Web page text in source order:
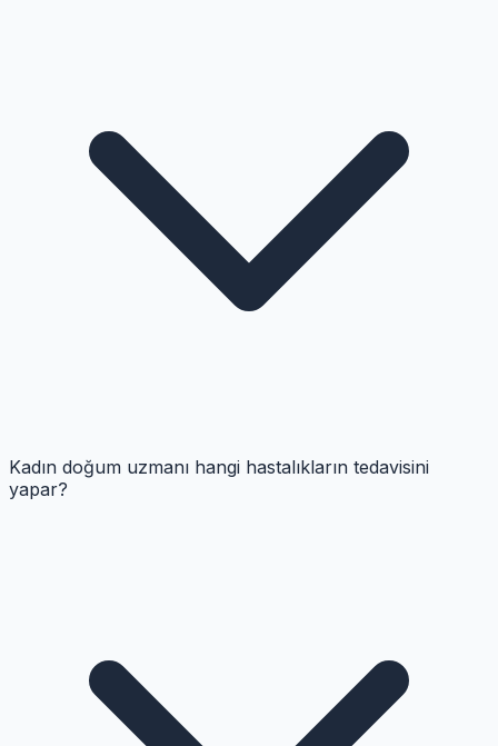
Kadın doğum uzmanı hangi hastalıkların tedavisini
yapar?